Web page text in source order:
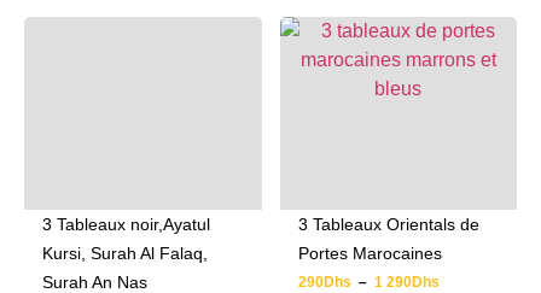
3 Tableaux noir,Ayatul
Kursi, Surah Al Falaq,
Surah An Nas
3 Tableaux Orientals de
Portes Marocaines
290Dhs – 1 290Dhs